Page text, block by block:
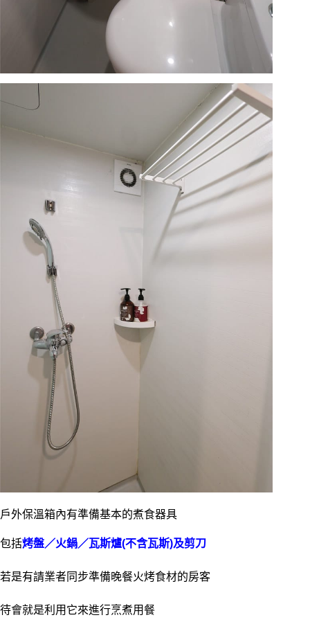
戶外保溫箱內有準備基本的煮食器具
包括烤盤／火鍋／瓦斯爐(不含瓦斯)及剪刀
若是有請業者同步準備晚餐火烤食材的房客
待會就是利用它來進行烹煮用餐